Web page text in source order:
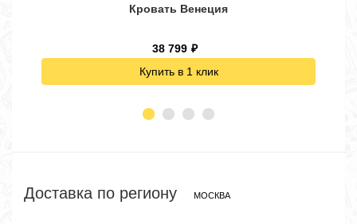
Кровать Венеция
38 799 ₽
Купить в 1 клик
Доставка по региону МОСКВА